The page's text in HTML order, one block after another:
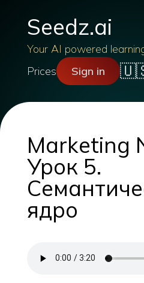
Seedz.ai
Your AI powered
Prices
Sign in
Marketing
Урок 5.
ядро